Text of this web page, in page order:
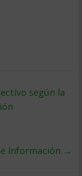
según la
Información →